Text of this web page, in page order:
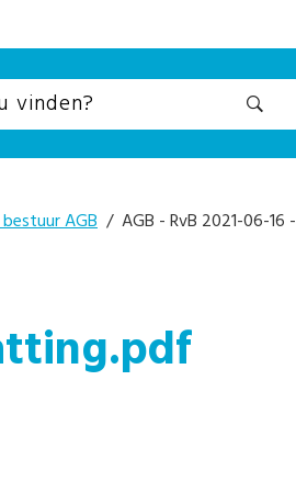
AGB / AGB - RvB 2021-06-16 -